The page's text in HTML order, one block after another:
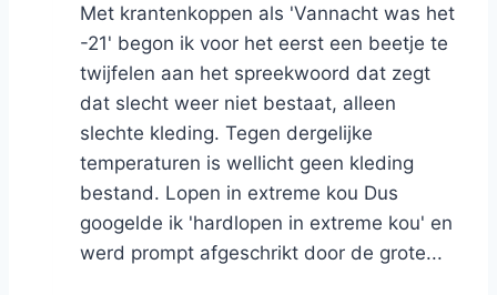
Met krantenkoppen als 'Vannacht was het
-21' begon ik voor het eerst een beetje te
twijfelen aan het spreekwoord dat zegt
dat slecht weer niet bestaat, alleen
slechte kleding. Tegen dergelijke
temperaturen is wellicht geen kleding
bestand. Lopen in extreme kou Dus
googelde ik 'hardlopen in extreme kou' en
werd prompt afgeschrikt door de grote...